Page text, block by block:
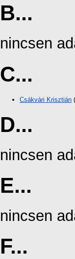
B...
nincsen
C...
Csákvári Krisztián
D...
nincsen
E...
nincsen
F...